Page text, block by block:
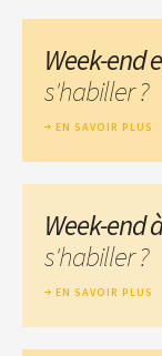
Week-end
s'habiller ?
EN SAVOIR PLUS
Week-end
s'habiller ?
EN SAVOIR PLUS